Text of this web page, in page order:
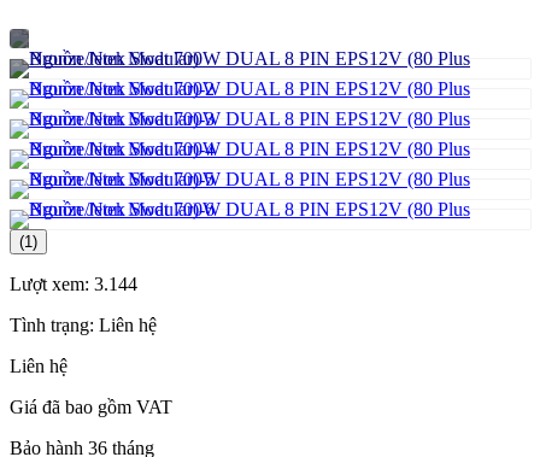
(1)
Lượt xem: 3.144
Tình trạng: Liên hệ
Liên hệ
Giá đã bao gồm VAT
Bảo hành 36 tháng